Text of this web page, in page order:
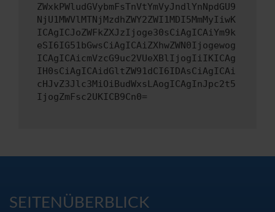
ZWxkPWludGVybmFsTnVtYmVyJndlYnNpdGU9
NjU1MWVlMTNjMzdhZWY2ZWI1MDI5MmMyIiwK
ICAgICJoZWFkZXJzIjoge30sCiAgICAiYm9k
eSI6IG51bGwsCiAgICAiZXhwZWN0Ijogewog
ICAgICAicmVzcG9uc2VUeXBlIjogIiIKICAg
IH0sCiAgICAidGltZW91dCI6IDAsCiAgICAi
cHJvZ3Jlc3MiOiBudWxsLAogICAgInJpc2t5
IjogZmFsc2UKICB9Cn0=
SEITENÜBERBLICK